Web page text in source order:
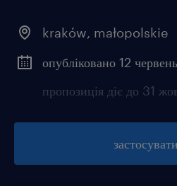
kraków, małopolskie
опубліковано 12
пропозиція діє до 31
застосувати